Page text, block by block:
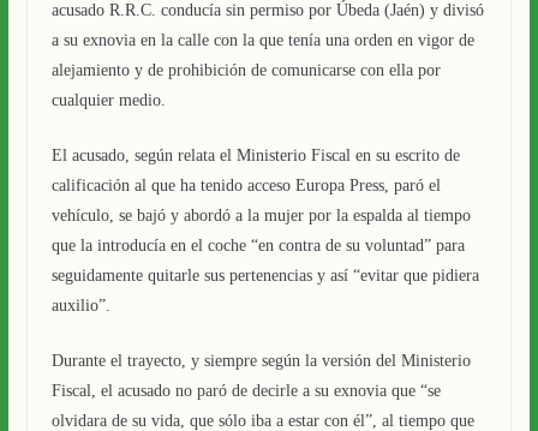
acusado R.R.C. conducía sin permiso por Úbeda (Jaén) y divisó
a su exnovia en la calle con la que tenía una orden en vigor de
alejamiento y de prohibición de comunicarse con ella por
cualquier medio.
El acusado, según relata el Ministerio Fiscal en su escrito de
calificación al que ha tenido acceso Europa Press, paró el
vehículo, se bajó y abordó a la mujer por la espalda al tiempo
que la introducía en el coche “en contra de su voluntad” para
seguidamente quitarle sus pertenencias y así “evitar que pidiera
auxilio”.
Durante el trayecto, y siempre según la versión del Ministerio
Fiscal, el acusado no paró de decirle a su exnovia que “se
olvidara de su vida, que sólo iba a estar con él”, al tiempo que